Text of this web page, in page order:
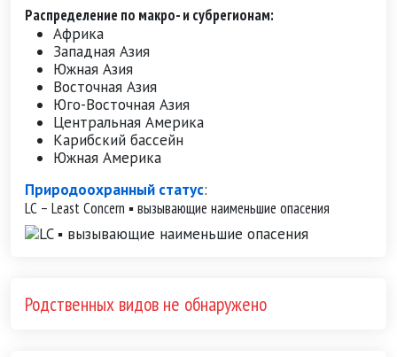
Распределение по макро- и субрегионам:
Африка
Западная Азия
Южная Азия
Восточная Азия
Юго-Восточная Азия
Центральная Америка
Карибский бассейн
Южная Америка
Природоохранный статус:
LC – Least Concern ▪ вызывающие наименьшие опасения
Родственных видов не обнаружено